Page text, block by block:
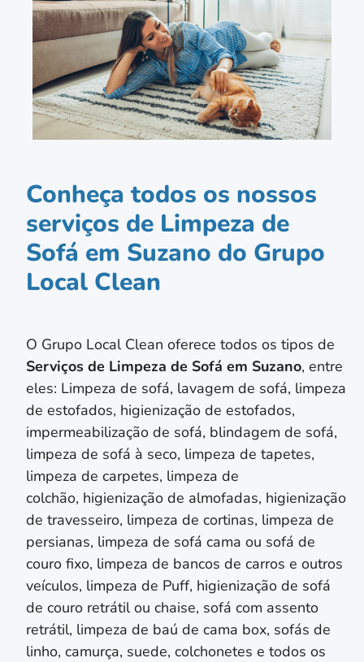
Conheça todos os nossos
serviços de Limpeza de
Sofá em Suzano do Grupo
Local Clean
O Grupo Local Clean oferece todos os tipos de
Serviços de Limpeza de Sofá em Suzano, entre
eles: Limpeza de sofá, lavagem de sofá, limpeza
de estofados, higienização de estofados,
impermeabilização de sofá, blindagem de sofá,
limpeza de sofá à seco, limpeza de tapetes,
limpeza de carpetes, limpeza de
colchão, higienização de almofadas, higienização
de travesseiro, limpeza de cortinas, limpeza de
persianas, limpeza de sofá cama ou sofá de
couro fixo, limpeza de bancos de carros e outros
veículos, limpeza de Puff, higienização de sofá
de couro retrátil ou chaise, sofá com assento
retrátil, limpeza de baú de cama box, sofás de
linho, camurça, suede, colchonetes e todos os